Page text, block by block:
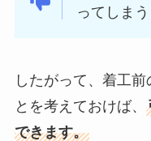
ってしま
したがって、着工
とを考えておけば、
できます。